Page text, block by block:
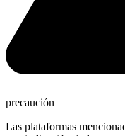
precaución
Las plataformas